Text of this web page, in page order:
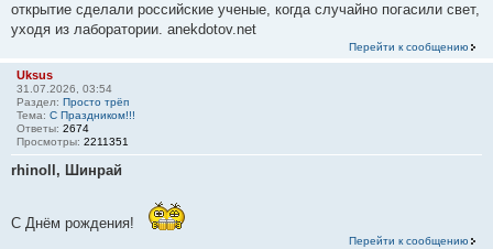
открытие сделали российские ученые, когда случайно погасили свет,
уходя из лаборатории. anekdotov.net
Перейти к сообщению
Uksus
31.07.2026, 03:54
Раздел: Просто трёп
Тема: С Праздником!!!
Ответы: 2674
Просмотры: 2211351
rhinoll, Шинрай
С Днём рождения!
Перейти к сообщению